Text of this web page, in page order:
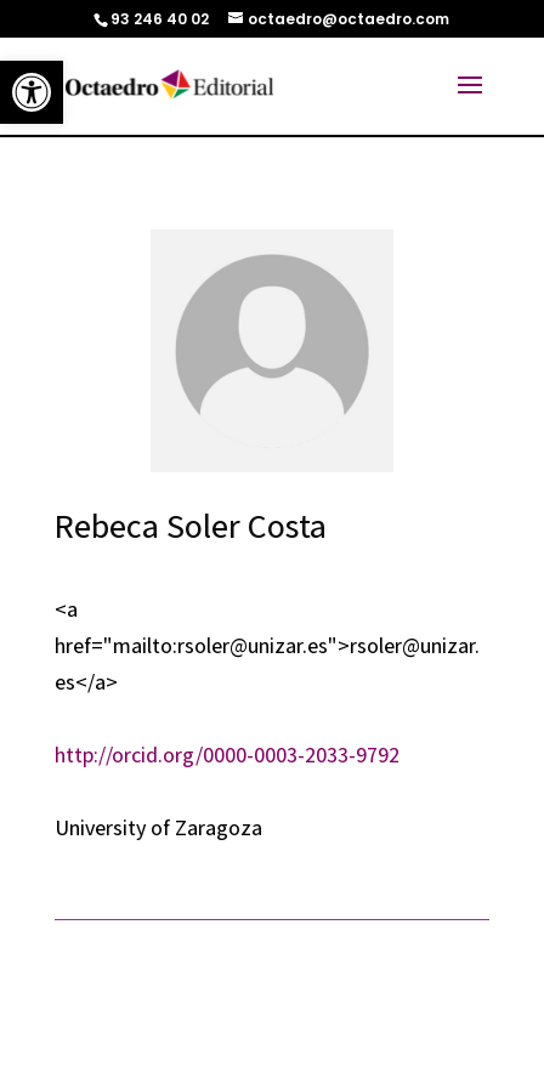
Abrir barra de herramientas
93 246 40 02 octaedro@octaedro.com
Rebeca Soler Costa
<a
href="mailto:rsoler@unizar.es">rsoler@unizar.
es</a>
http://orcid.org/0000-0003-2033-9792
University of Zaragoza